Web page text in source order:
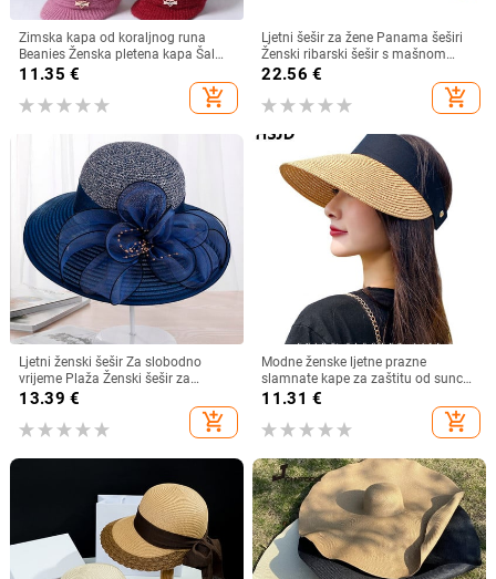
Zimska kapa od koraljnog runa
Beanies Ženska pletena kapa Šal
Održava toplinu Vunena pletena
kapa Kapa sa šiltom Dvoslojne
zaštitne kape
11.35 €
add_shopping_cart
Ljetni šešir za žene Panama šeširi
Ženski ribarski šešir s mašnom
Trend ženski šeširi s kantom
Suncobran Prozračne kape za
sunce za žene
22.56 €
add_shopping_cart
Ljetni ženski šešir Za slobodno
vrijeme Plaža Ženski šešir za
sunčanje Elegantni šešir širokog
oboda Svileni šešir s kantom s
cvijetom Ležerna kapa Ženska
13.39 €
add_shopping_cart
Modne ženske ljetne prazne
slamnate kape za zaštitu od sunca
s velikim obodom, podesivi ženski
sportove na plaži
11.31 €
add_shopping_cart